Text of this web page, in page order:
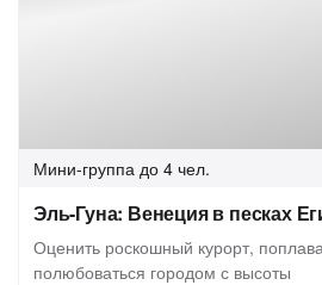
Мини-группа до 4 чел.
Эль-Гуна: Венеция в песках
Оценить роскошный курорт,
полюбоваться городом с высоты